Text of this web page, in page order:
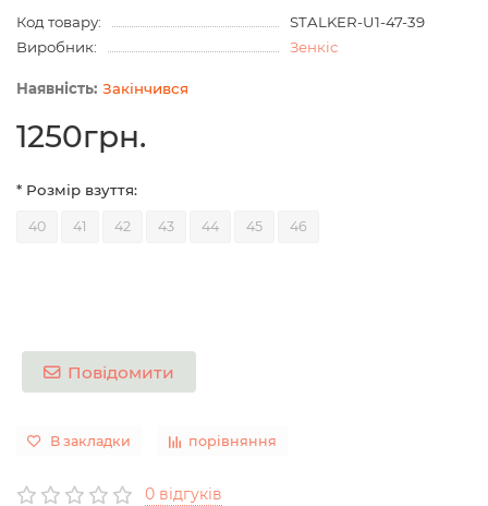
Код товару:
STALKER-U1-47-39
Виробник:
Зенкіс
Закінчився
1250грн.
* Розмір взуття:
40 41 42 43 44 45 46
Повідомити
В закладки порівняння
0 відгуків